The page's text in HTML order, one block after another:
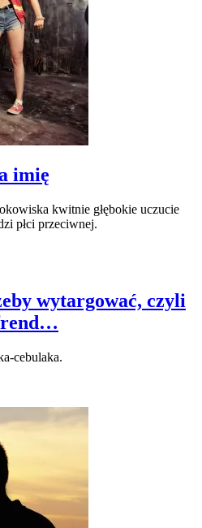
imię
kwitnie głębokie uczucie
płci przeciwnej.
wytargować, czyli
cebulaka.